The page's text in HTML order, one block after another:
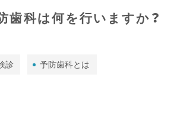
歯科は何を行いますか？
診 予防歯科とは